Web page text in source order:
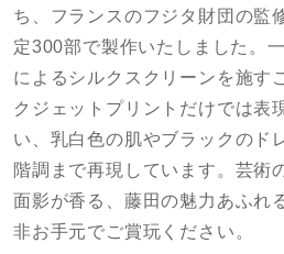
ち、フランスのフジタ財団の監
定300部で製作いたしました。
によるシルクスクリーンを施す
クジェットプリントだけでは表
い、乳白色の肌やブラックのド
階調まで再現しています。芸術
面影が香る、藤田の魅力あふれ
非お手元でご賞玩ください。